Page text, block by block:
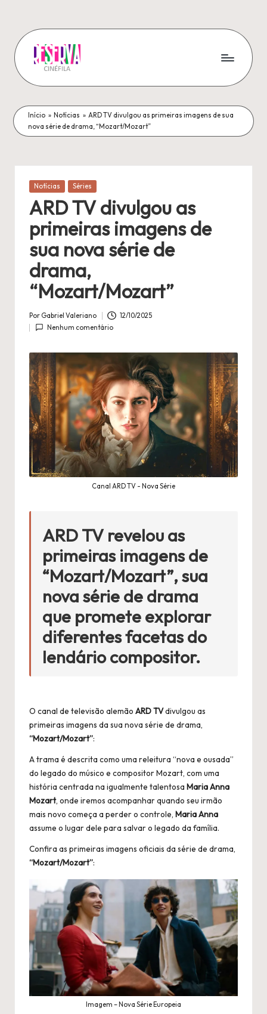
conteúdo
R
e
s
e
r
v
a
C
i
n
é
fi
l
a
fonte
de
notícias
arte!
Início » Notícias » ARD TV divulgou as primeiras imagens de sua
nova série de drama, “Mozart/Mozart”
Publicado
Notícias Séries
ARD TV divulgou as
primeiras imagens de
sua nova série de
drama,
“Mozart/Mozart”
Publicado
por
Por Gabriel Valeriano
12/10/2025
Nenhum comentário
Canal ARD TV - Nova Série
ARD TVrevelou as
primeiras imagens de
“Mozart/Mozart”, sua
nova série de drama
que promete explorar
diferentes facetas do
lendário compositor.
O canal de televisão alemão ARD TVdivulgou as
primeiras imagens da sua nova série de drama,
“Mozart/Mozart”:
A trama é descrita como uma releitura “nova e ousada”
do legado do músico e compositor Mozart, com uma
história centrada na igualmente talentosa Maria Anna
Mozart, onde iremos acompanhar quando seu irmão
mais novo começa a perder o controle, Maria Anna
assume o lugar dele para salvar o legado da família.
Confira as primeiras imagens oficiais da série de drama,
“Mozart/Mozart”:
Imagem – Nova Série Europeia